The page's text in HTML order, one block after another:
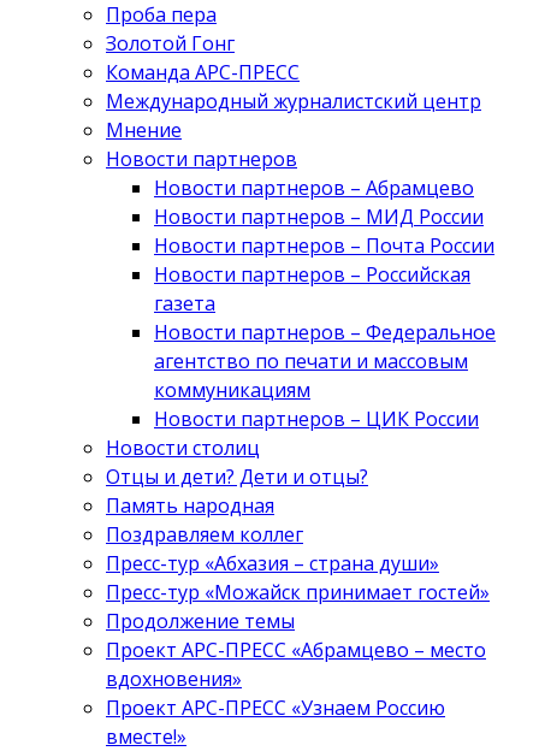
Проба пера
Золотой Гонг
Команда АРС-ПРЕСС
Международный журналистский центр
Мнение
Новости партнеров
Новости партнеров – Абрамцево
Новости партнеров – МИД России
Новости партнеров – Почта России
Новости партнеров – Российская
газета
Новости партнеров – Федеральное
агентство по печати и массовым
коммуникациям
Новости партнеров – ЦИК России
Новости столиц
Отцы и дети? Дети и отцы?
Память народная
Поздравляем коллег
Пресс-тур «Абхазия – страна души»
Пресс-тур «Можайск принимает гостей»
Продолжение темы
Проект АРС-ПРЕСС «Абрамцево – место
вдохновения»
Проект АРС-ПРЕСС «Узнаем Россию
вместе!»